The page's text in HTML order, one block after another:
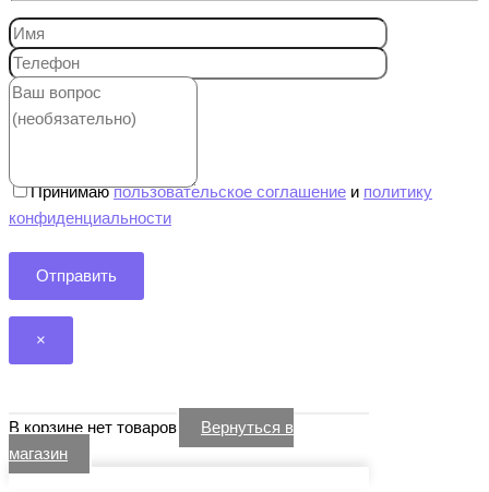
Принимаюпользовательское соглашение и политику
конфиденциальности
×
В корзине нет товаров
Вернуться в
магазин